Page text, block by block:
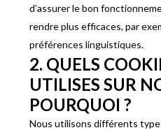
d’assurer le bon
rendre plus efficaces, par
préférences linguistiques.
2. QUELS
UTILISES SUR
POURQUOI ?
Nous utilisons différents